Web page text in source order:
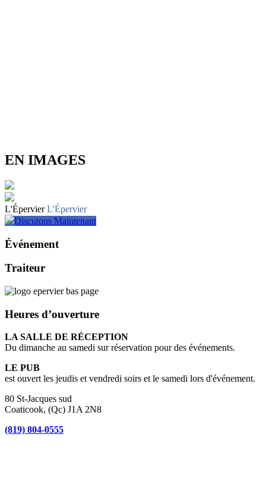
EN IMAGES
L'Épervier L'Épervier
Discutons Maintenant
Événement
Traiteur
Heures d’ouverture
LA SALLE DE RÉCEPTION
Du dimanche au samedi sur réservation pour des événements.
LE PUB
est ouvert les jeudis et vendredi soirs et le samedi lors d'événement.
80 St-Jacques sud
Coaticook, (Qc) J1A 2N8
(819) 804-0555